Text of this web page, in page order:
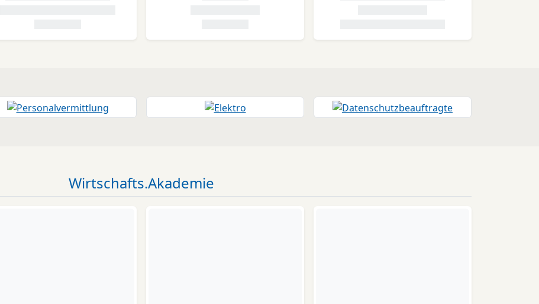
Wirtschafts.Akademie